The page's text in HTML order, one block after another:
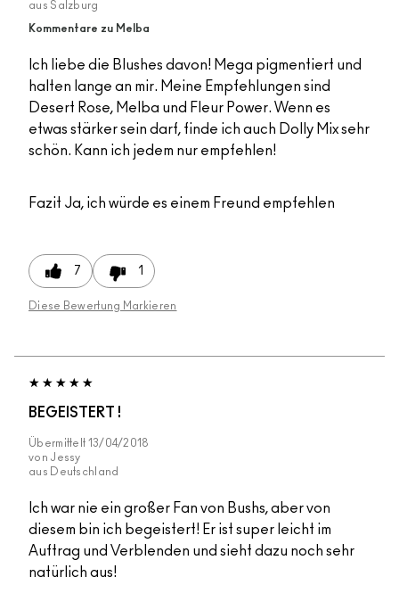
aus Salzburg
Kommentare zu Melba
Ich liebe die Blushes davon! Mega pigmentiert und
halten lange an mir. Meine Empfehlungen sind
Desert Rose, Melba und Fleur Power. Wenn es
etwas stärker sein darf, finde ich auch Dolly Mix sehr
schön. Kann ich jedem nur empfehlen!
Fazit Ja, ich würde es einem Freund empfehlen
7 1
Diese Bewertung Markieren
BEGEISTERT !
Übermittelt 13/04/2018
von Jessy
aus
Deutschland
Ich war nie ein großer Fan von Bushs, aber von
diesem bin ich begeistert! Er ist super leicht im
Auftrag und Verblenden und sieht dazu noch sehr
natürlich aus!